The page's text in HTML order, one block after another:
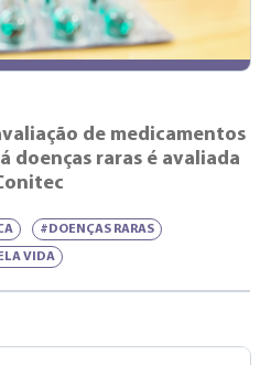
de medicamentos
doenças raras é avaliada
#DOENÇAS RARAS
VIDA